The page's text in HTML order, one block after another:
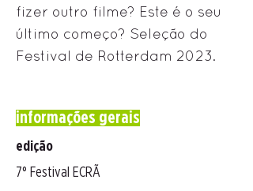
fizer outro filme? Este é o seu
último começo? Seleção do
Festival de Rotterdam 2023.
informações gerais
edição
7° Festival ECRÃ